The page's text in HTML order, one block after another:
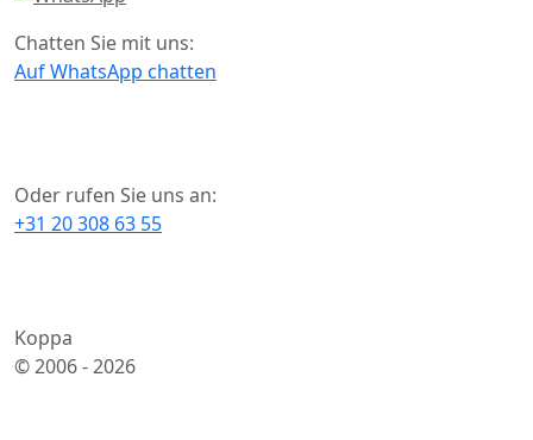
Chatten Sie mit uns:
Auf WhatsApp chatten
Oder rufen Sie uns an:
+31 20 308 63 55
Koppa
© 2006 -2026